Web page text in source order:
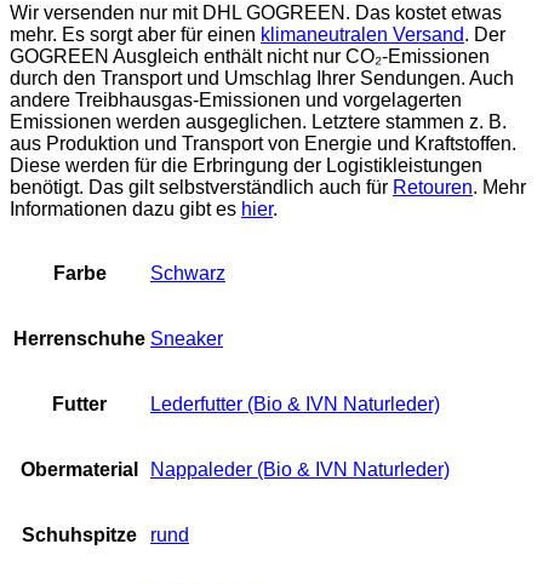
Wir versenden nur mit DHL GOGREEN. Das kostet etwas
mehr. Es sorgt aber für einen klimaneutralen Versand. Der
GOGREEN Ausgleich enthält nicht nur CO₂-Emissionen
durch den Transport und Umschlag Ihrer Sendungen. Auch
andere Treibhausgas-Emissionen und vorgelagerten
Emissionen werden ausgeglichen. Letztere stammen z. B.
aus Produktion und Transport von Energie und Kraftstoffen.
Diese werden für die Erbringung der Logistikleistungen
benötigt. Das gilt selbstverständlich auch für Retouren. Mehr
Informationen dazu gibt es hier.
Farbe Schwarz
Herrenschuhe Sneaker
Futter Lederfutter (Bio & IVN Naturleder)
Obermaterial Nappaleder (Bio & IVN Naturleder)
Schuhspitze rund